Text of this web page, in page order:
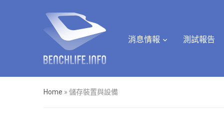
消息情報 測試報告
Home » 儲存裝置與設備